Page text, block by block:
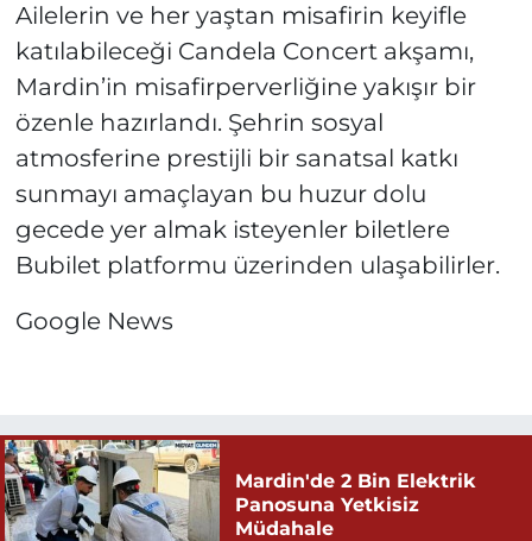
Ailelerin ve her yaştan misafirin keyifle
katılabileceği Candela Concert akşamı,
Mardin’in misafirperverliğine yakışır bir
özenle hazırlandı. Şehrin sosyal
atmosferine prestijli bir sanatsal katkı
sunmayı amaçlayan bu huzur dolu
gecede yer almak isteyenler biletlere
Bubilet platformu üzerinden ulaşabilirler.
Google News
Mardin'de 2 Bin Elektrik
Panosuna Yetkisiz
Müdahale